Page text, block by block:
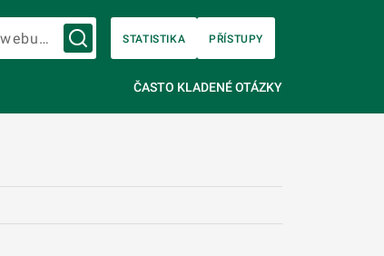
Vyhledávání na webu…
STATISTIKA PŘÍSTUPY
ČASTO KLADENÉ OTÁZKY